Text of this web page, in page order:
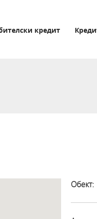
кредит
Обект: